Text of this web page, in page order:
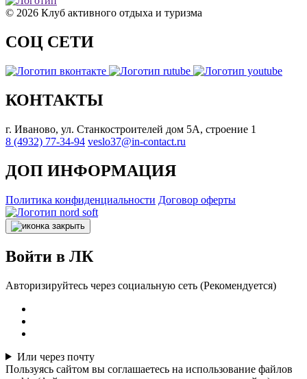
© 2026 Клуб активного отдыха и туризма
СОЦ СЕТИ
КОНТАКТЫ
г. Иваново, ул. Станкостроителей дом 5А, строение 1
8 (4932) 77-34-94 veslo37@in-contact.ru
ДОП ИНФОРМАЦИЯ
Политика конфиденциальности Договор оферты
Войти в ЛК
Авторизируйтесь через социальную сеть (Рекомендуется)
Или через почту
Пользуясь сайтом вы соглашаетесь на использование файлов